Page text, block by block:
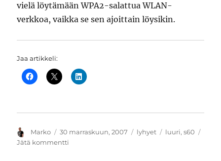
vielä löytämään WPA2-salattua WLAN-
verkkoa, vaikka se sen ajoittain löysikin.
Jaa artikkeli:
Kirjoittaja
Marko Julkaistu
30 marraskuun, 2007 Kategoriat
lyhyet Avainsanat
luuri,s60
Jätä kommentti